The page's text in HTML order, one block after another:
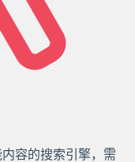
容的搜索引擎，需